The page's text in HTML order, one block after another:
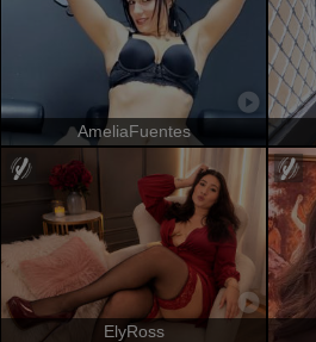
AmeliaFuentes
ElyRoss